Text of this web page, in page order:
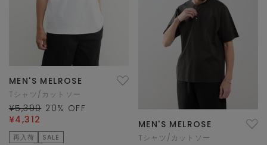
MEN'S MELROSE
Tシャツ/カットソー
¥5,390 20% OFF
¥4,312
再入荷 SALE
MEN'S MELROSE
Tシャツ/カットソー